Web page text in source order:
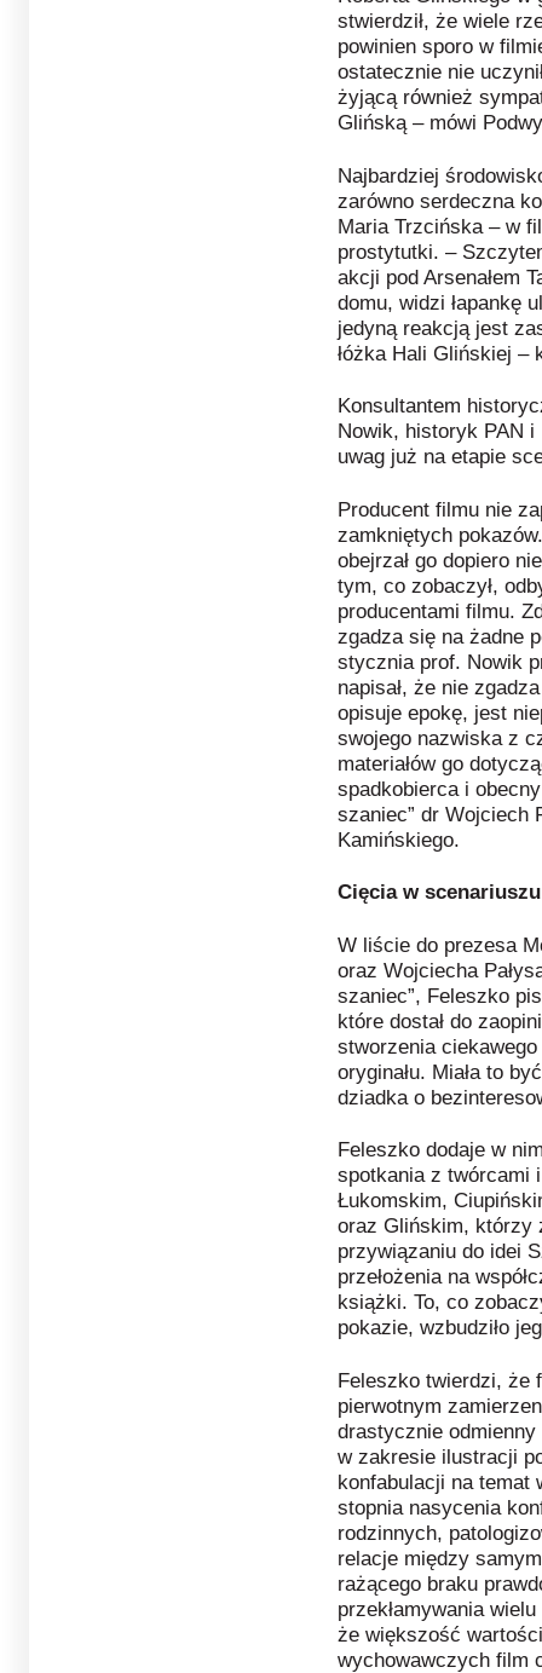
stwierdził, że wiele
powinien sporo w
ostatecznie nie
żyjącą również
Glińską – mówi
Najbardziej
zarówno serdeczna
Maria Trzcińska – w
prostytutki. –
akcji pod Arsenałem
domu, widzi łapankę
jedyną reakcją jest
łóżka Hali Glińskiej –
Konsultantem
Nowik, historyk PAN i
uwag już na etapie
Producent filmu nie
zamkniętych
obejrzał go dopiero
tym, co zobaczył,
producentami filmu.
zgadza się na żadne
stycznia prof. Nowik
napisał, że nie
opisuje epokę, jest
swojego nazwiska z
materiałów go
spadkobierca i
szaniec” dr Wojciech
Kamińskiego.
Cięcia w scenariuszu
W liście do prezesa
oraz Wojciecha
szaniec”, Feleszko
które dostał do
stworzenia
oryginału. Miała to
dziadka o
Feleszko dodaje w
spotkania z twórcami
Łukomskim,
oraz Glińskim, którzy
przywiązaniu do idei
przełożenia na
książki. To, co
pokazie, wzbudziło
Feleszko twierdzi, że
pierwotnym
drastycznie
w zakresie ilustracji
konfabulacji na
stopnia nasycenia
rodzinnych,
relacje między
rażącego braku
przekłamywania
że większość
wychowawczych film